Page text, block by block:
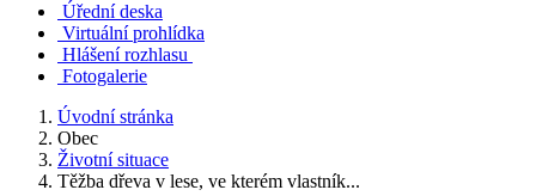
Úřední deska
Virtuální prohlídka
Hlášení rozhlasu
Fotogalerie
Úvodní stránka
Obec
Životní situace
Těžba dřeva v lese, ve kterém vlastník...